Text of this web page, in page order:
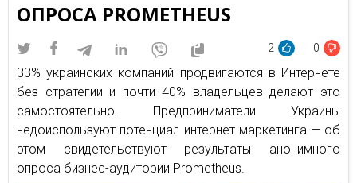
ОПРОСА PROMETHEUS
2 0
33% украинских компаний продвигаются в Интернете
без стратегии и почти 40% владельцев делают это
самостоятельно. Предприниматели Украины
недоиспользуют потенциал интернет-маркетинга — об
этом свидетельствуют результаты анонимного
опроса бизнес-аудитории Prometheus.